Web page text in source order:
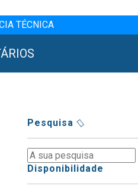
TÉCNICA
Pesquisa
Disponibilidade